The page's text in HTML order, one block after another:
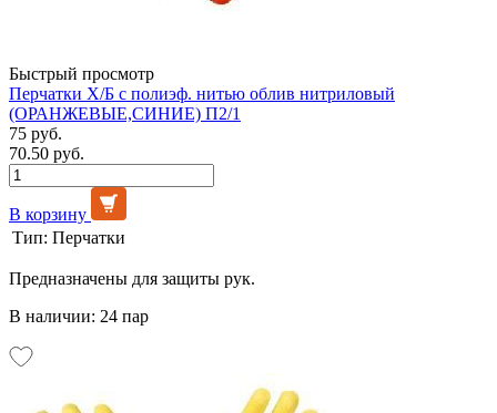
Быстрый просмотр
Перчатки Х/Б с полиэф. нитью облив нитриловый
(ОРАНЖЕВЫЕ,СИНИЕ) П2/1
75 руб.
70.50 руб.
В корзину
Тип: Перчатки
Предназначены для защиты рук.
В наличии: 24 пар